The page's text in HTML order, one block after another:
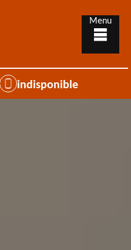
indisponible
Menu